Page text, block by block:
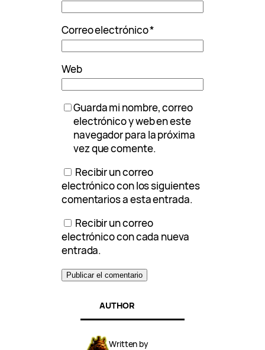
Correo electrónico*
Web
Guarda mi nombre, correo
electrónico y web en este
navegador para la próxima
vez que comente.
Recibir un correo
electrónico con los siguientes
comentarios a esta entrada.
Recibir un correo
electrónico con cada nueva
entrada.
AUTHOR
Written by